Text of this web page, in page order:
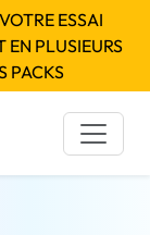
ESSAI
EN PLUSIEURS
PACKS